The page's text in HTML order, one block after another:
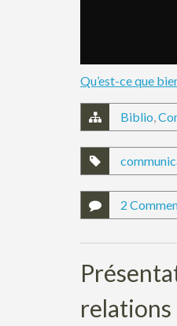
Qu’est-ce que
Biblio,
2
relations